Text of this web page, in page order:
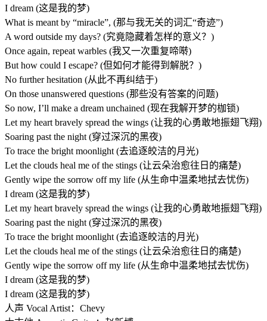
I dream (这是我的梦)
What is meant by “miracle”, (那与我无关的词汇“奇迹”)
A word outside my days? (究竟隐藏着怎样的意义？)
Once again, repeat warbles (我又一次重复啼啭)
But how could I escape? (但如何才能得到解脱？)
No further hesitation (从此不再纠结于)
On those unanswered questions (那些没有答案的问题)
So now, I’ll make a dream unchained (现在我解开梦的枷锁)
Let my heart bravely spread the wings (让我的心勇敢地振翅飞翔)
Soaring past the night (穿过深沉的黑夜)
To trace the bright moonlight (去追逐皎洁的月光)
Let the clouds heal me of the stings (让云朵治愈往日的痛楚)
Gently wipe the sorrow off my life (从生命中温柔地拭去忧伤)
I dream (这是我的梦)
Let my heart bravely spread the wings (让我的心勇敢地振翅飞翔)
Soaring past the night (穿过深沉的黑夜)
To trace the bright moonlight (去追逐皎洁的月光)
Let the clouds heal me of the stings (让云朵治愈往日的痛楚)
Gently wipe the sorrow off my life (从生命中温柔地拭去忧伤)
I dream (这是我的梦)
I dream (这是我的梦)
人声 Vocal Artist：Chevy